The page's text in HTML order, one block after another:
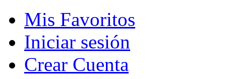
Mis Favoritos
Iniciar sesión
Crear Cuenta